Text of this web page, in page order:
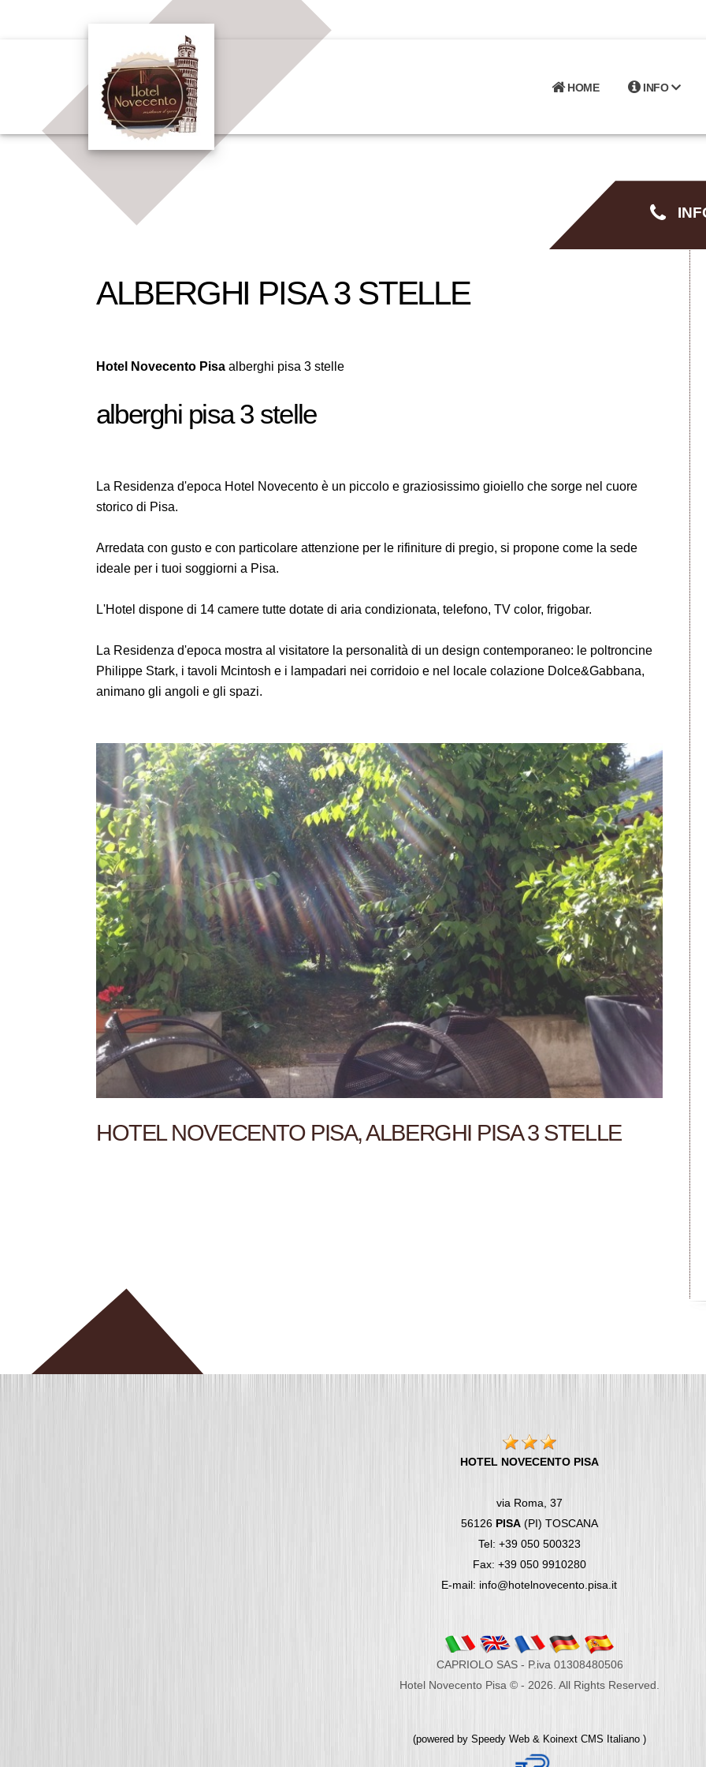
HOME INFO
ALBERGHI PISA 3 STELLE
Hotel Novecento Pisa alberghi pisa 3 stelle
alberghi pisa 3 stelle
La Residenza d'epoca Hotel Novecento è un piccolo e graziosissimo gioiello che sorge nel cuore
storico di Pisa.
Arredata con gusto e con particolare attenzione per le rifiniture di pregio, si propone come la sede
ideale per i tuoi soggiorni a Pisa.
L'Hotel dispone di 14 camere tutte dotate di aria condizionata, telefono, TV color, frigobar.
La Residenza d'epoca mostra al visitatore la personalità di un design contemporaneo: le poltroncine
Philippe Stark, i tavoli Mcintosh e i lampadari nei corridoio e nel locale colazione Dolce&Gabbana,
animano gli angoli e gli spazi.
HOTEL NOVECENTO PISA, ALBERGHI PISA 3 STELLE
HOTEL NOVECENTO PISA
via Roma, 37
56126 PISA(PI) TOSCANA
Tel: +39 050 500323
Fax: +39 050 9910280
E-mail: info@hotelnovecento.pisa.it
CAPRIOLO SAS - P.iva 01308480506
Hotel Novecento Pisa © - 2026. All Rights Reserved.
(powered by Speedy Web & Koinext CMS Italiano )